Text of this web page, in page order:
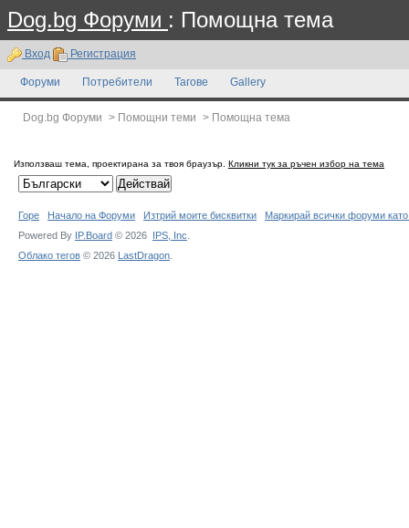
Dog.bg Форуми : Помощна тема
Вход Регистрация
Форуми Потребители Тагове Gallery
Dog.bg Форуми > Помощни теми > Помощна тема
Използваш тема, проектирана за твоя браузър. Кликни тук за ръчен избор на тема
Горе Начало на Форуми Изтрий моите бисквитки
Маркирай всички форуми
Powered By IP.Board © 2026 IPS, Inc
Облако тегов © 2026 LastDragon